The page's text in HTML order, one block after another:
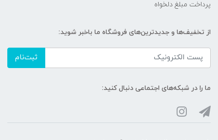
پرداخت مبلغ دلخواه
از تخفیف‌ها و جدیدترین‌های فروشگاه ما باخبر شوید:
ثبت‌نام
ما را در شبکه‌های اجتماعی دنبال کنید: